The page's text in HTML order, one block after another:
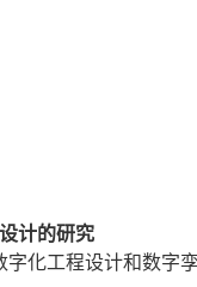
计的研究
字化工程设计和数字